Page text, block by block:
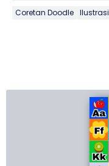
Coretan Doodle Ilustrasi